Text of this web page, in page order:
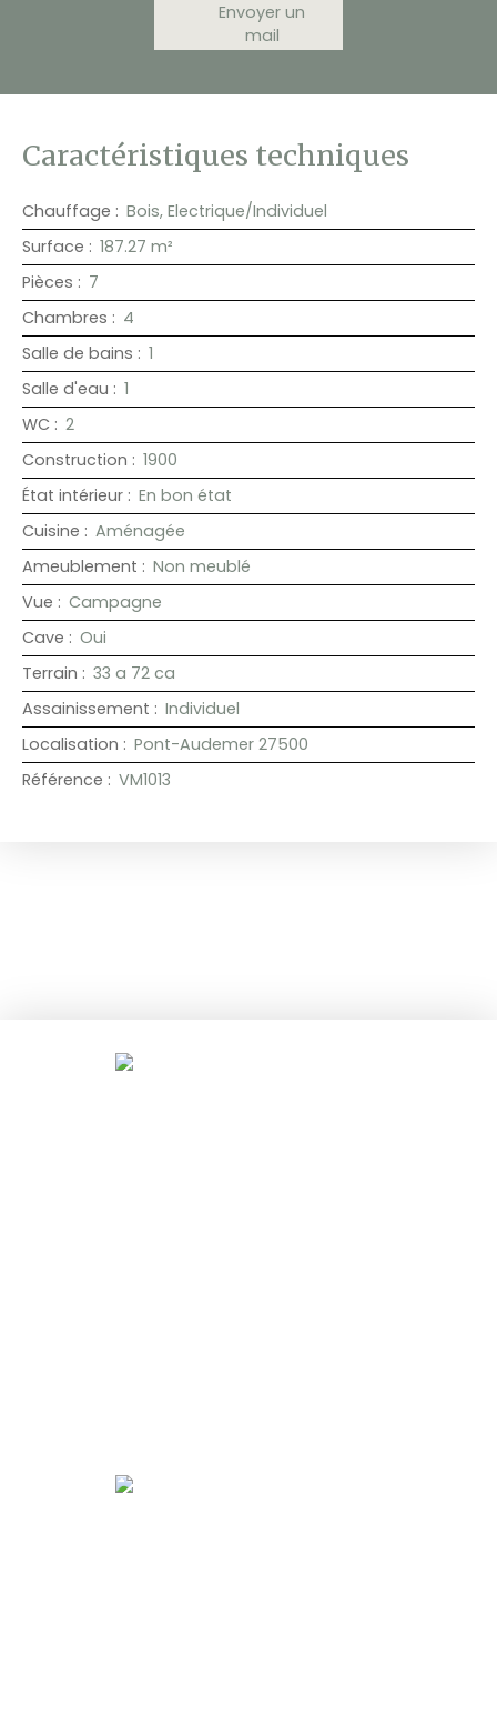
Envoyer un
mail
Caractéristiques techniques
Chauffage : Bois, Electrique/Individuel
Surface : 187.27 m²
Pièces : 7
Chambres : 4
Salle de bains : 1
Salle d'eau : 1
WC : 2
Construction : 1900
État intérieur : En bon état
Cuisine : Aménagée
Ameublement : Non meublé
Vue : Campagne
Cave : Oui
Terrain : 33 a 72 ca
Assainissement : Individuel
Localisation : Pont-Audemer 27500
Référence : VM1013